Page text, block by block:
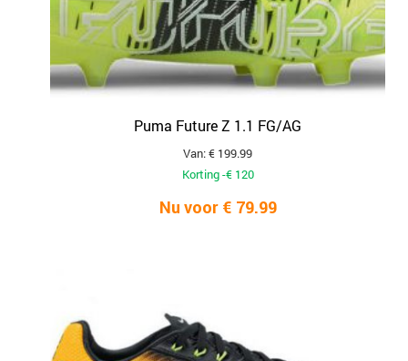
Puma Future Z 1.1 FG/AG
Van: € 199.99
Korting -€ 120
Nu voor € 79.99